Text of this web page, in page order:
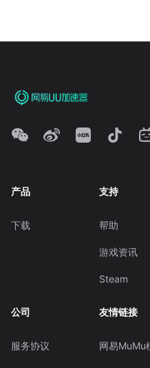
产品
下载
支持
帮助
游戏资讯
Steam
公司
服务协议
友情链接
网易MuMu